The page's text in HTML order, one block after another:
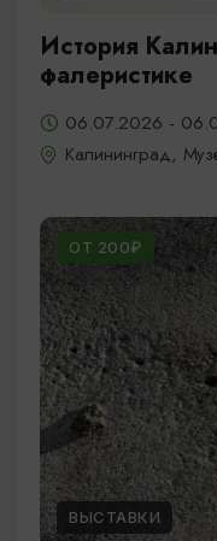
История
фалеристике
06.07.2026 -
Калининград,
ОТ 200₽
ВЫСТАВКИ